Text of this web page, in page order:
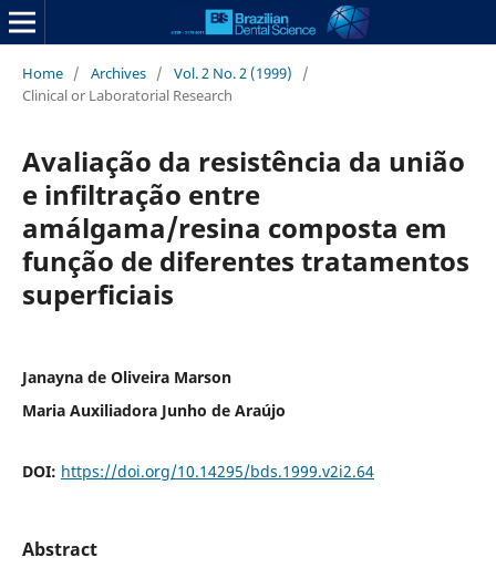
Home / Archives / Vol. 2 No. 2 (1999)
/
Clinical or Laboratorial Research
Avaliação da resistência da união
e infiltração entre
amálgama/resina composta em
função de diferentes tratamentos
superficiais
Janayna de Oliveira Marson
Maria Auxiliadora Junho de Araújo
DOI: https://doi.org/10.14295/bds.1999.v2i2.64
Abstract